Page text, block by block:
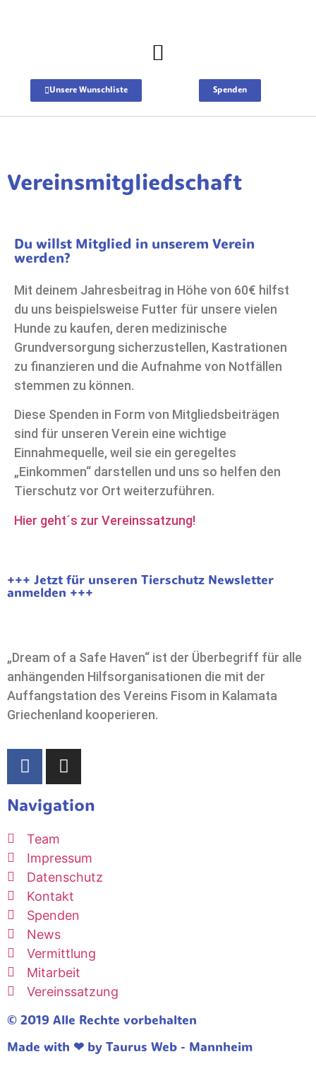
Unsere Wunschliste Spenden
Vereinsmitgliedschaft
Du willst Mitglied in unserem Verein
werden?
Mit deinem Jahresbeitrag in Höhe von 60€ hilfst
du uns beispielsweise Futter für unsere vielen
Hunde zu kaufen, deren medizinische
Grundversorgung sicherzustellen, Kastrationen
zu finanzieren und die Aufnahme von Notfällen
stemmen zu können.
Diese Spenden in Form von Mitgliedsbeiträgen
sind für unseren Verein eine wichtige
Einnahmequelle, weil sie ein geregeltes
„Einkommen“ darstellen und uns so helfen den
Tierschutz vor Ort weiterzuführen.
Hier geht´s zur Vereinssatzung!
+++ Jetzt für unseren Tierschutz Newsletter
anmelden +++
„Dream of a Safe Haven“ ist der Überbegriff für alle
anhängenden Hilfsorganisationen die mit der
Auffangstation des Vereins Fisom in Kalamata
Griechenland kooperieren.
Navigation
Team
Impressum
Datenschutz
Kontakt
Spenden
News
Vermittlung
Mitarbeit
Vereinssatzung
© 2019 Alle Rechte vorbehalten
Made with ❤ by Taurus Web - Mannheim